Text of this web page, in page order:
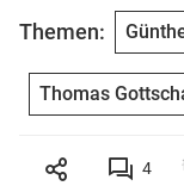
Themen:
Thomas
4